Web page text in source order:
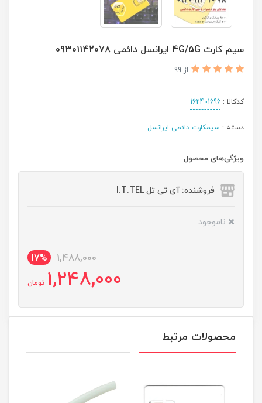
سیم کارت 4G/5G ایرانسل دائمی 09301142078
از 99
کدکالا : 162401696
دسته : سیمکارت دائمی ایرانسل
ویژگی‌های محصول
فروشنده: آی تی تل I.T.TEL
ناموجود
1,488,000
17%
1,248,000 تومان
محصولات مرتبط